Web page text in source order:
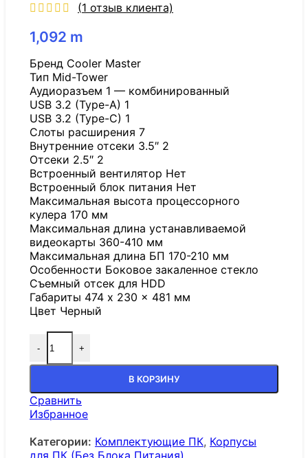
(1 отзыв клиента)
1,092 m
Бренд Cooler Master
Тип Mid-Tower
Аудиоразъем 1 — комбинированный
USB 3.2 (Type-A) 1
USB 3.2 (Type-C) 1
Слоты расширения 7
Внутренние отсеки 3.5″ 2
Отсеки 2.5″ 2
Встроенный вентилятор Нет
Встроенный блок питания Нет
Максимальная высота процессорного
кулера 170 мм
Максимальная длина устанавливаемой
видеокарты 360-410 мм
Максимальная длина БП 170-210 мм
Особенности Боковое закаленное стекло
Cъемный отсек для HDD
Габариты 474 x 230 x 481 мм
Цвет Черный
- +
В КОРЗИНУ
Сравнить
Избранное
Категории: Комплектующие ПК, Корпусы